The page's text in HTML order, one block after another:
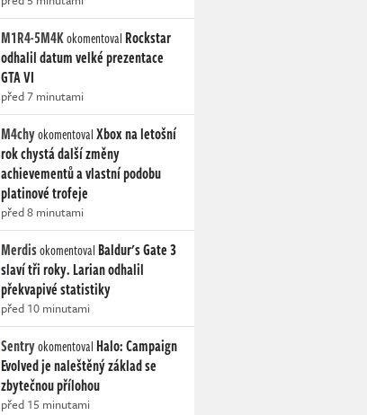
M1R4-5M4Kokomentoval Rockstar
odhalil datum velké prezentace
GTA VI
před 7 minutami
M4chyokomentovalXbox na letošní
rok chystá další změny
achievementů a vlastní podobu
platinové trofeje
před 8 minutami
Merdisokomentoval Baldur's Gate 3
slaví tři roky. Larian odhalil
překvapivé statistiky
před 10 minutami
Sentryokomentoval Halo: Campaign
Evolved je naleštěný základ se
zbytečnou přílohou
před 15 minutami